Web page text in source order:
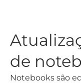
de
Notebooks são